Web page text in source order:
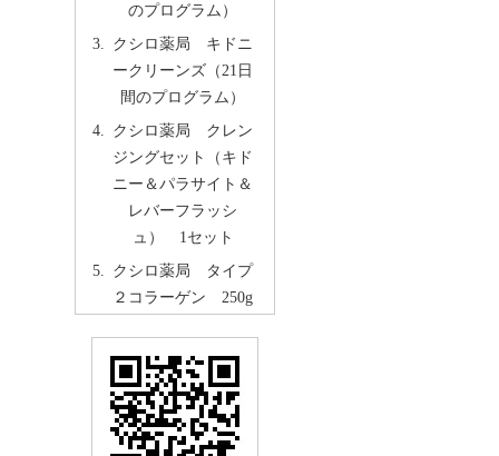
のプログラム）
クシロ薬局 キドニ
ークリーンズ（21日
間のプログラム）
クシロ薬局 クレン
ジングセット（キド
ニー＆パラサイト＆
レバーフラッシ
ュ） 1セット
クシロ薬局 タイプ
２コラーゲン 250g